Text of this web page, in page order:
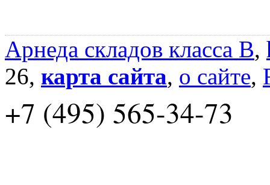
Арнеда складов класса B,
26, карта сайта, о сайте,
+7 (495) 565-34-73